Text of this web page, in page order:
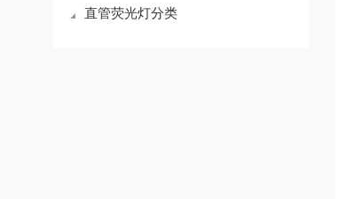
直管荧光灯分类